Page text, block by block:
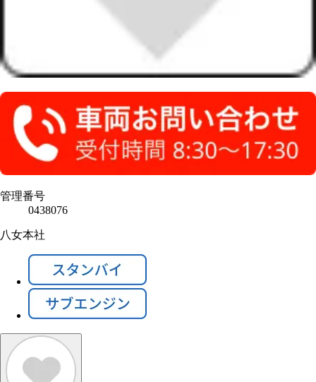
管理番号
0438076
八女本社